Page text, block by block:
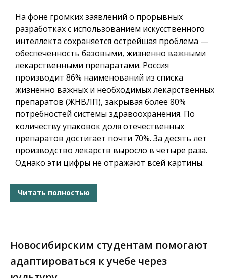
На фоне громких заявлений о прорывных
разработках с использованием искусственного
интеллекта сохраняется острейшая проблема —
обеспеченность базовыми, жизненно важными
лекарственными препаратами. Россия
производит 86% наименований из списка
жизненно важных и необходимых лекарственных
препаратов (ЖНВЛП), закрывая более 80%
потребностей системы здравоохранения. По
количеству упаковок доля отечественных
препаратов достигает почти 70%. За десять лет
производство лекарств выросло в четыре раза.
Однако эти цифры не отражают всей картины.
Читать полностью
Новосибирским студентам помогают
адаптироваться к учебе через